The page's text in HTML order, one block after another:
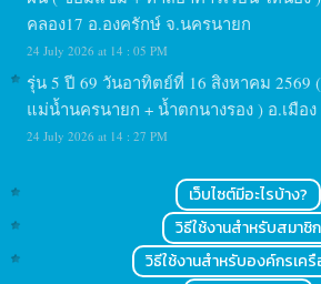
คลอง17 อ.องครักษ์ จ.นครนายก
24 July 2026 at 14 : 05 PM
รุ่น 5 ปี 69 วันอาทิตย์ที่ 16 สิงหาคม 2569
แม่น้ำนครนายก + น้ำตกนางรอง ) อ.เมือ
24 July 2026 at 14 : 27 PM
เว็บไซต์มีอะไรบ้าง?
วิธีใช้งานสำหรับสมาชิก
วิธีใช้งานสำหรับองค์กรเค